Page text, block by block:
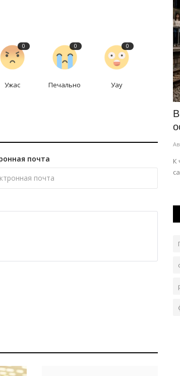
0
Ужас
0
Печально
0
Уау
почта
5, 2026 0 88
команды «Павлодар» вошли 15 ребят.
К